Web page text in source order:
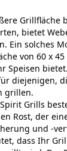
Grillfläche
bietet
Ein solches
von 60 x 45
Speisen
diejenigen,
grillen.
Grills
Rost, der
und -
dass Ihr